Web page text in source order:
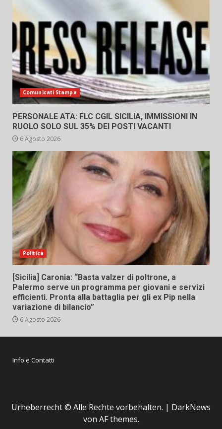
Comunicati Stampa
PERSONALE ATA: FLC CGIL SICILIA, IMMISSIONI IN
RUOLO SOLO SUL 35% DEI POSTI VACANTI
6 Agosto 2026
Politica
[Sicilia] Caronia: “Basta valzer di poltrone, a
Palermo serve un programma per giovani e servizi
efficienti. Pronta alla battaglia per gli ex Pip nella
variazione di bilancio”
6 Agosto 2026
Info e Contatti
Urheberrecht © Alle Rechte vorbehalten. | DarkNews
von AF themes.